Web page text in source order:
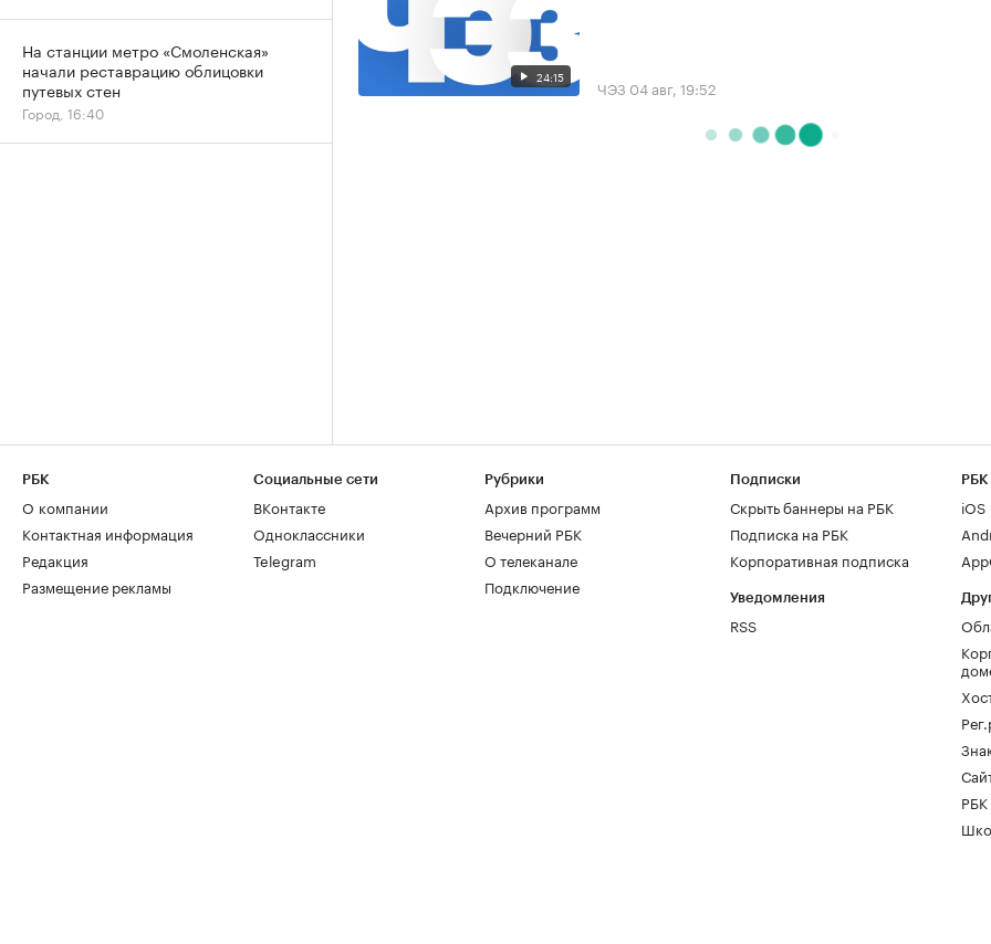
24:15 ЧЭЗ 04 авг, 19:52
На станции метро «Смоленская»
начали реставрацию облицовки
путевых стен
Город, 16:40
РБК
О компании
Контактная информация
Редакция
Размещение рекламы
Социальные сети
ВКонтакте
Одноклассники
Telegram
Рубрики
Архив программ
Вечерний РБК
О телеканале
Подключение
Подписки
Скрыть баннеры на РБК
Подписка на РБК
Корпоративная подписка
Уведомления
RSS
РБК
iOS